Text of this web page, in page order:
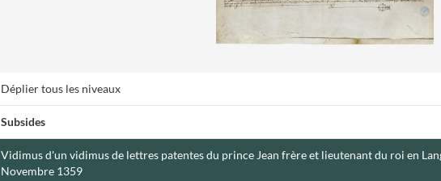
Dépliertous les niveaux
Subsides
Vidimus d'un vidimus de lettres patentes du prince Jean frère et lieutenant du roi en
Novembre 1359